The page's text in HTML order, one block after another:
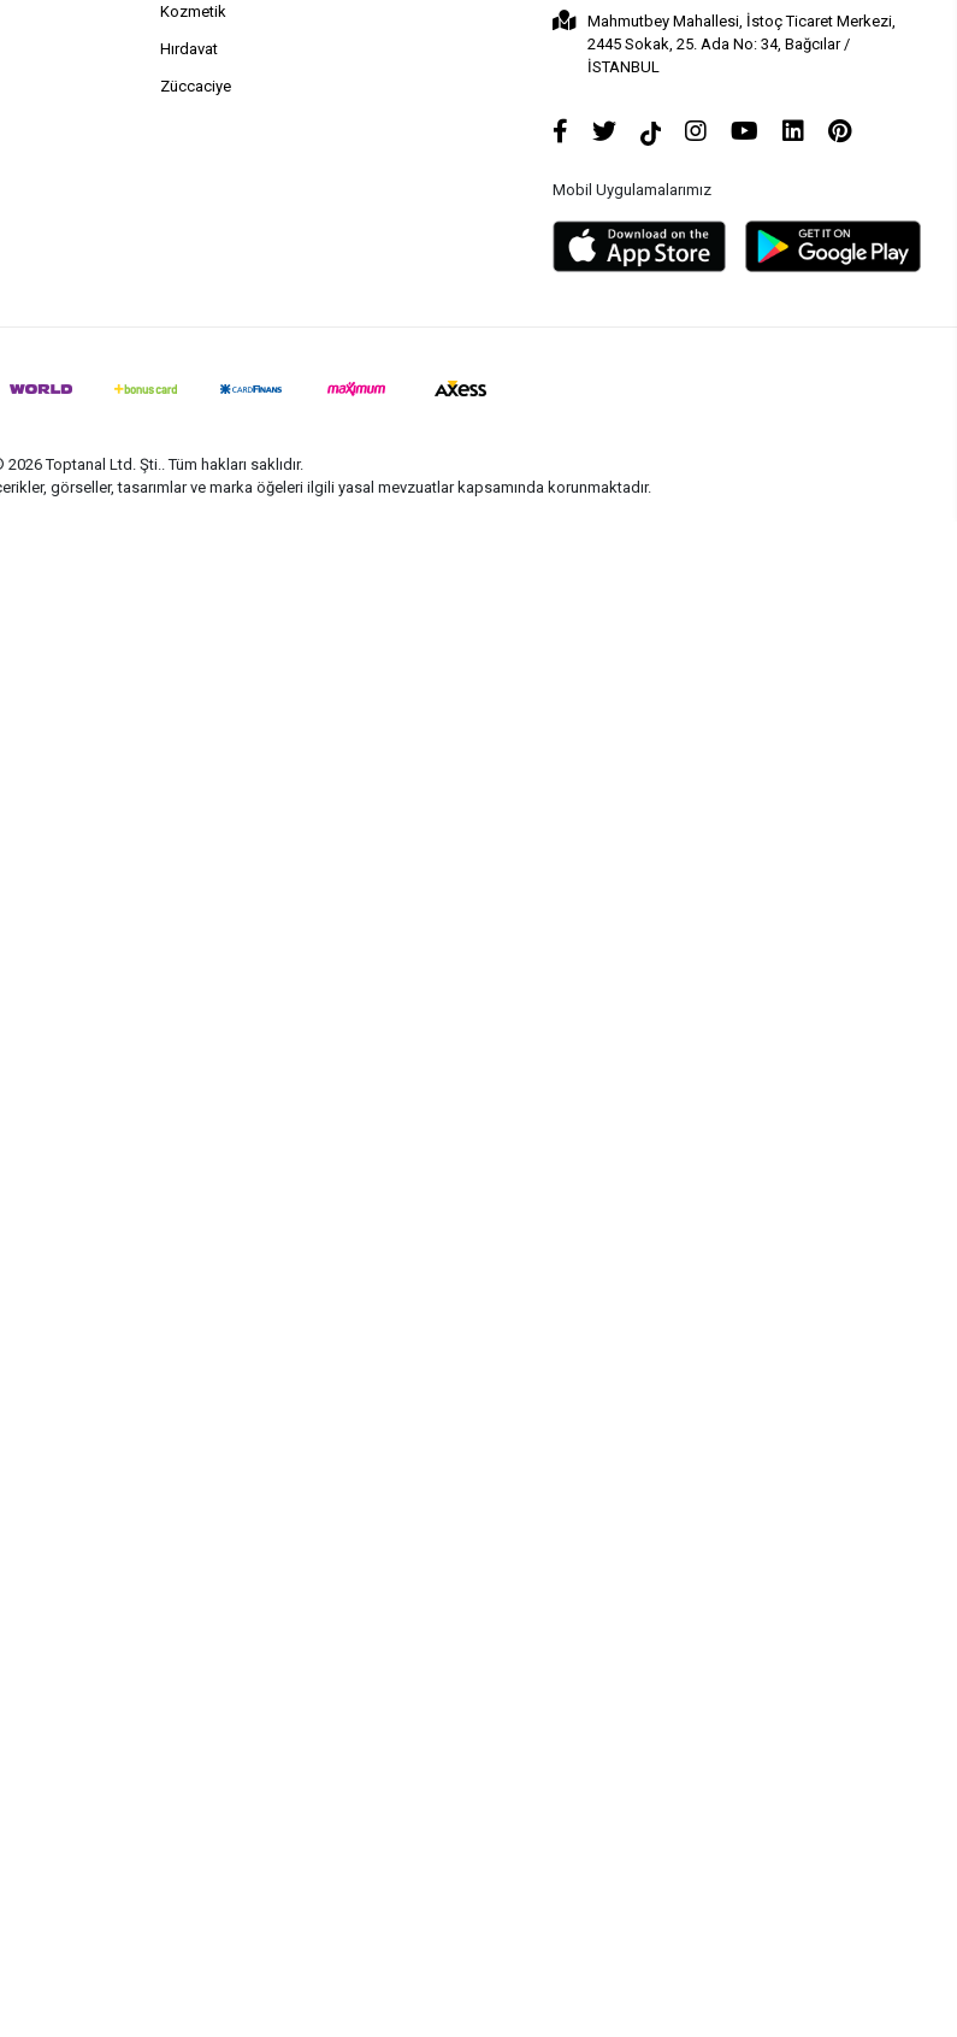
Kozmetik
Hırdavat
Züccaciye
Mahmutbey Mahallesi, İstoç Ticaret Merkezi,
2445 Sokak, 25. Ada No: 34, Bağcılar /
İSTANBUL
Mobil Uygulamalarımız
2026 Toptanal Ltd. Şti.. Tüm hakları saklıdır.
görseller, tasarımlar ve marka öğeleri ilgili yasal mevzuatlar kapsamında korunmaktadır.